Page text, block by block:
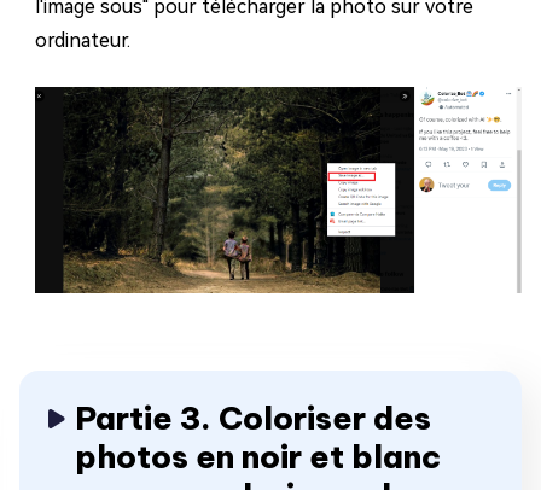
l'image sous" pour télécharger la photo sur votre
ordinateur.
Partie 3. Coloriser des
photos en noir et blanc